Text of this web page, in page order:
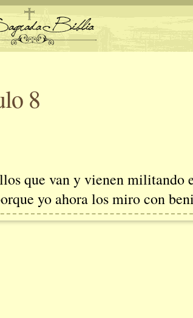
8
que van y vienen
yo ahora los miro con